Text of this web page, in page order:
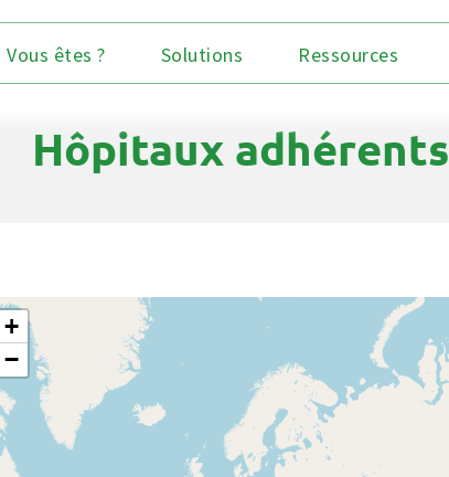
Vous êtes ? Solutions Ressources
Hôpitaux adhérents
+
−